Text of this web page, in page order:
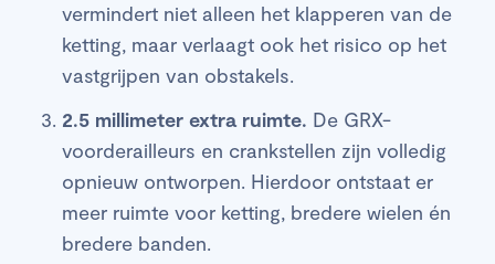
vermindert niet alleen het klapperen van de
ketting, maar verlaagt ook het risico op het
vastgrijpen van obstakels.
2.5 millimeter extra ruimte. De GRX-
voorderailleurs en crankstellen zijn volledig
opnieuw ontworpen. Hierdoor ontstaat er
meer ruimte voor ketting, bredere wielen én
bredere banden.